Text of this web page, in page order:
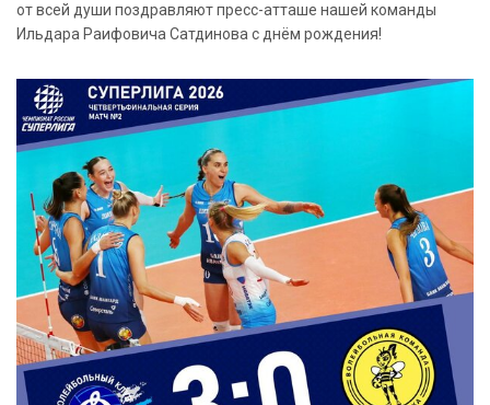
от всей души поздравляют пресс-атташе нашей команды
Ильдара Раифовича Сатдинова с днём рождения!